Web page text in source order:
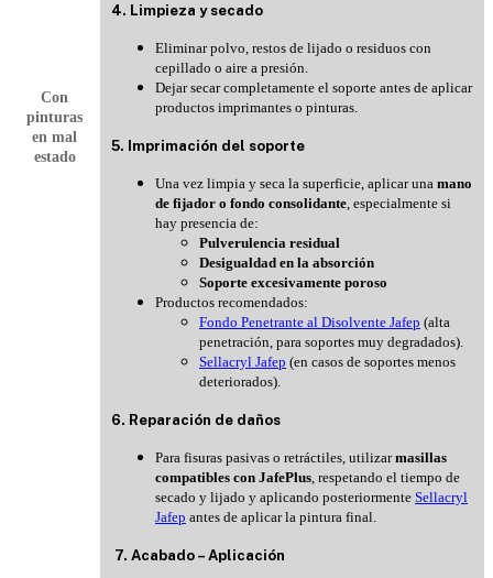
Con
pinturas
en mal
estado
4. Limpieza y secado
Eliminar polvo, restos de lijado o residuos con
cepillado o aire a presión.
Dejar secar completamente el soporte antes de aplicar
productos imprimantes o pinturas.
5. Imprimación del soporte
Una vez limpia y seca la superficie, aplicar una mano
de fijador o fondo consolidante , especialmente si
hay presencia de:
Pulverulencia residual
Desigualdad en la absorción
Soporte excesivamente poroso
Productos recomendados:
Fondo Penetrante al Disolvente Jafep (alta
penetración, para soportes muy degradados).
Sellacryl Jafep (en casos de soportes menos
deteriorados).
6. Reparación de daños
Para fisuras pasivas o retráctiles, utilizarmasillas
compatibles con JafePlus , respetando el tiempo de
secado y lijado y aplicando posteriormente Sellacryl
Jafep antes de aplicar la pintura final.
7. Acabado – Aplicación